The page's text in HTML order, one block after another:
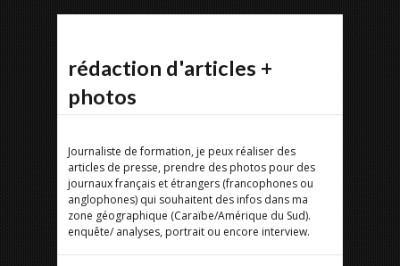
rédaction d'articles +
photos
Journaliste de formation, je peux réaliser des
articles de presse, prendre des photos pour des
journaux français et étrangers (francophones ou
anglophones) qui souhaitent des infos dans ma
zone géographique (Caraïbe/Amérique du Sud).
enquête/ analyses, portrait ou encore interview.